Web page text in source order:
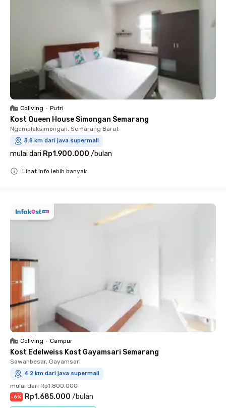
Coliving • Putri
Kost Queen House Simongan Semarang
Ngemplaksimongan, Semarang Barat
3.8 km dari java supermall
mulai dari Rp1.900.000 /bulan
Lihat info lebih banyak
Coliving • Campur
Kost Edelweiss Kost Gayamsari Semarang
Sawahbesar, Gayamsari
4.2 km dari java supermall
mulai dari Rp1.800.000
-6% Rp1.685.000 /bulan